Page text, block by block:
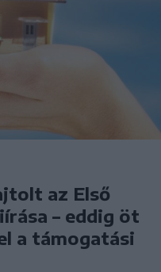
az Első
– eddig öt
a támogatási